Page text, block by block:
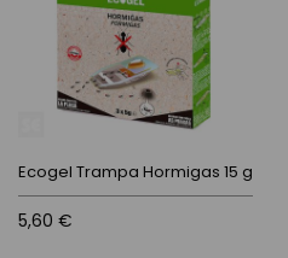
Ecogel Trampa Hormigas 15 g
5,60 €